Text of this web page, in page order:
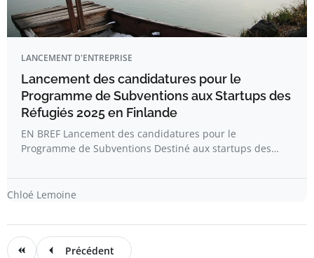
LANCEMENT D'ENTREPRISE
Lancement des candidatures pour le
Programme de Subventions aux Startups des
Réfugiés 2025 en Finlande
EN BREF Lancement des candidatures pour le
Programme de Subventions Destiné aux startups des…
Chloé Lemoine
Précédent